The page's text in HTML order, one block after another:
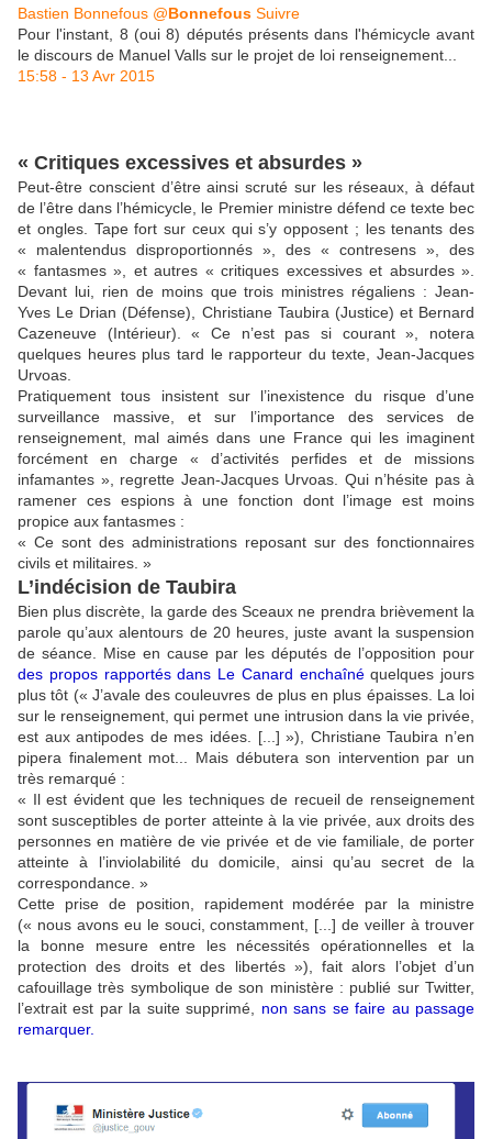
Bastien Bonnefous @Bonnefous Suivre
Pour l'instant, 8 (oui 8) députés présents dans l'hémicycle avant
le discours de Manuel Valls sur le projet de loi renseignement...
15:58 - 13 Avr 2015
« Critiques excessives et absurdes »
Peut-être conscient d’être ainsi scruté sur les réseaux, à défaut
de l’être dans l’hémicycle, le Premier ministre défend ce texte bec
et ongles. Tape fort sur ceux qui s’y opposent ; les tenants des
« malentendus disproportionnés », des « contresens », des
« fantasmes », et autres « critiques excessives et absurdes ».
Devant lui, rien de moins que trois ministres régaliens : Jean-
Yves Le Drian (Défense), Christiane Taubira (Justice) et Bernard
Cazeneuve (Intérieur). « Ce n’est pas si courant », notera
quelques heures plus tard le rapporteur du texte, Jean-Jacques
Urvoas.
Pratiquement tous insistent sur l’inexistence du risque d’une
surveillance massive, et sur l’importance des services de
renseignement, mal aimés dans une France qui les imaginent
forcément en charge « d’activités perfides et de missions
infamantes », regrette Jean-Jacques Urvoas. Qui n’hésite pas à
ramener ces espions à une fonction dont l’image est moins
propice aux fantasmes :
« Ce sont des administrations reposant sur des fonctionnaires
civils et militaires. »
L’indécision de Taubira
Bien plus discrète, la garde des Sceaux ne prendra brièvement la
parole qu’aux alentours de 20 heures, juste avant la suspension
de séance. Mise en cause par les députés de l’opposition pour
des propos rapportés dans Le Canard enchaînéquelques jours
plus tôt (« J’avale des couleuvres de plus en plus épaisses. La loi
sur le renseignement, qui permet une intrusion dans la vie privée,
est aux antipodes de mes idées. [...] »), Christiane Taubira n’en
pipera finalement mot... Mais débutera son intervention par un
très remarqué :
« Il est évident que les techniques de recueil de renseignement
sont susceptibles de porter atteinte à la vie privée, aux droits des
personnes en matière de vie privée et de vie familiale, de porter
atteinte à l’inviolabilité du domicile, ainsi qu’au secret de la
correspondance. »
Cette prise de position, rapidement modérée par la ministre
(« nous avons eu le souci, constamment, [...] de veiller à trouver
la bonne mesure entre les nécessités opérationnelles et la
protection des droits et des libertés »), fait alors l’objet d’un
cafouillage très symbolique de son ministère : publié sur Twitter,
l’extrait est par la suite supprimé, non sans se faire au passage
remarquer.